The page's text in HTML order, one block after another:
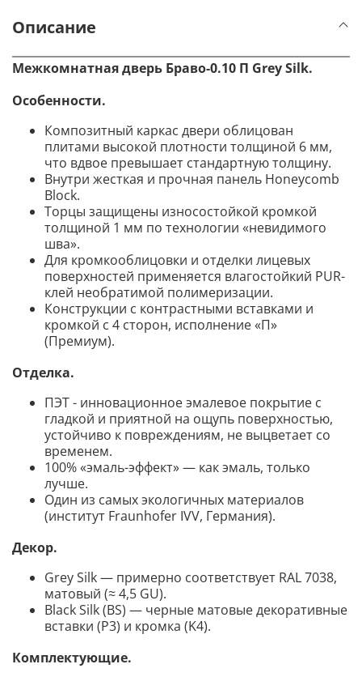
Описание
Межкомнатная дверь Браво-0.10 П Grey Silk.
Особенности.
Композитный каркас двери облицован
плитами высокой плотности толщиной 6 мм,
что вдвое превышает стандартную толщину.
Внутри жесткая и прочная панель Honeycomb
Block.
Торцы защищены износостойкой кромкой
толщиной 1 мм по технологии «невидимого
шва».
Для кромкооблицовки и отделки лицевых
поверхностей применяется влагостойкий PUR-
клей необратимой полимеризации.
Конструкции с контрастными вставками и
кромкой с 4 сторон, исполнение «П»
(Премиум).
Отделка.
ПЭТ - инновационное эмалевое покрытие c
гладкой и приятной на ощупь поверхностью,
устойчиво к повреждениям, не выцветает со
временем.
100% «эмаль-эффект» — как эмаль, только
лучше.
Один из самых экологичных материалов
(институт Fraunhofer IVV, Германия).
Декор.
Grey Silk — примерно соответствует RAL 7038,
матовый (≈ 4,5 GU).
Black Silk (BS) — черные матовые декоративные
вставки (P3) и кромка (K4).
Комплектующие.